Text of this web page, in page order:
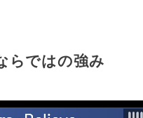
らではの強み